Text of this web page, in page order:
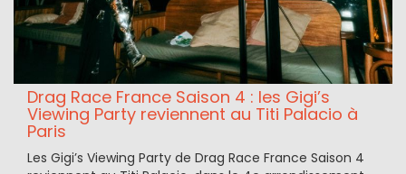
Drag Race France Saison 4 : les Gigi’s
Viewing Party reviennent au Titi Palacio à
Paris
Les Gigi’s Viewing Party de Drag Race France Saison 4